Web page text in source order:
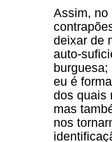
Assim, no
deixar de
auto-
eu é
dos quais
mas
nos